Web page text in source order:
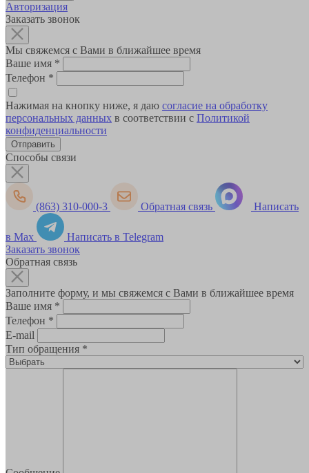
Авторизация
Заказать звонок
Мы свяжемся с Вами в ближайшее время
Ваше имя *
Телефон *
Нажимая на кнопку ниже, я даю согласие на обработку
персональных данных в соответствии с Политикой
конфиденциальности
Способы связи
(863) 310-000-3 Обратная связь Написать
в Max
Написать в Telegram
Заказать звонок
Обратная связь
Заполните форму, и мы свяжемся с Вами в ближайшее время
Ваше имя *
Телефон *
E-mail
Тип обращения *